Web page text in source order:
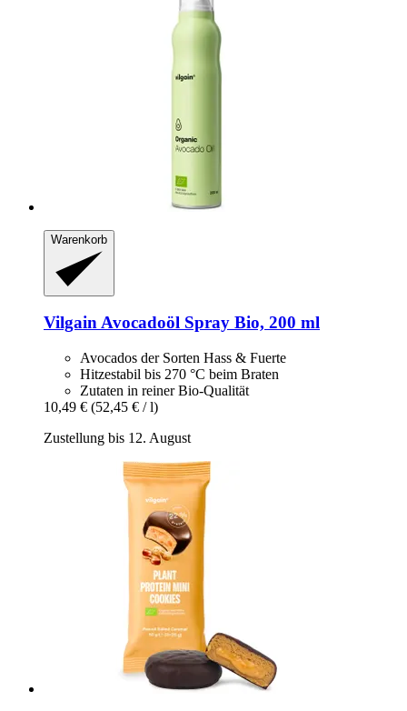
Warenkorb
VilgainAvocadoöl Spray Bio, 200 ml
Avocados der Sorten Hass & Fuerte
Hitzestabil bis 270 °C beim Braten
Zutaten in reiner Bio-Qualität
10,49 € (52,45 € / l)
Zustellung bis 12. August